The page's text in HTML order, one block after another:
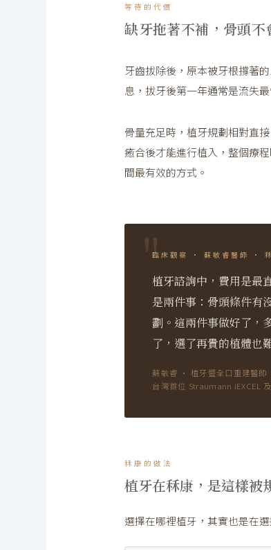
等待的代價
缺牙拖著不補，骨頭不
牙齒拔除後，原本被牙根撐著
息，拔牙後第一年通常是流失
骨量充足時，植牙規劃相對直
癒合後才能進行植入，整個療
間最有效的方式。
臨床觀察 · 蘇敏睿醫師 ·
植牙諮詢中，費用是最
是兩件事：骨頭條件有
劃。這兩件事做好了，
了，選了再貴的植體也
蘇敏睿 · 植牙暨全口重建醫
台灣首位 Straumann iEXCEL
秝康的做法
植牙在秝康，是這樣被
選擇在哪裡植牙，其實也是在